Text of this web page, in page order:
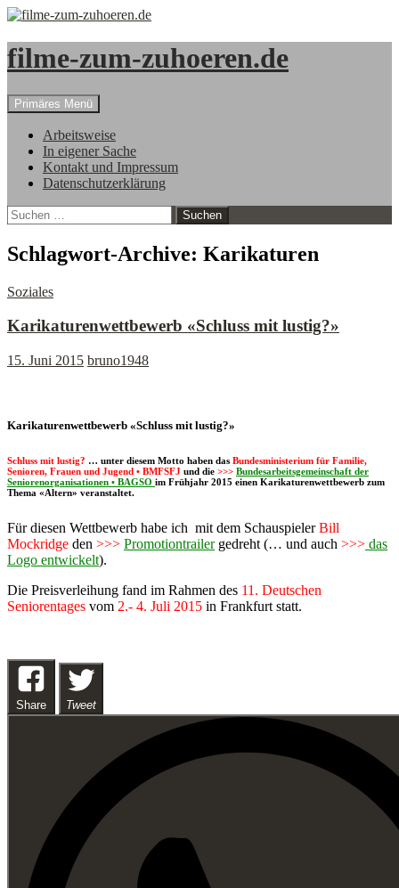
filme-zum-zuhoeren.de
Suchen
Primäres Menü
Inhalt
springen
Arbeitsweise
In eigener Sache
Kontakt und Impressum
Datenschutzerklärung
Suchen
nach:
Schlagwort-Archive: Karikaturen
Soziales
Karikaturenwettbewerb «Schluss mit lustig?»
15. Juni 2015 bruno1948
Karikaturenwettbewerb «Schluss mit lustig?»
Schluss mit lustig? … unter diesem Motto haben das Bundesministerium für Familie,
Senioren, Frauen und Jugend • BMFSFJ und die >>> Bundesarbeitsgemeinschaft der
Seniorenorganisationen • BAGSO im Frühjahr 2015 einen Karikaturenwettbewerb zum
Thema «Altern» veranstaltet.
Für diesen Wettbewerb habe ich mit dem SchauspielerBill
Mockridge den >>> Promotiontrailergedreht (… und auch >>> das
Logo entwickelt).
Die Preisverleihung fand im Rahmen des 11. Deutschen
Seniorentages vom 2.- 4. Juli 2015 in Frankfurt statt.
Share Tweet